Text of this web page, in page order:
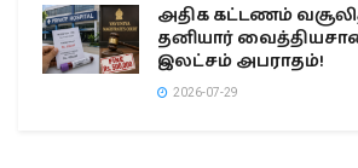
அதிக கட்டணம்
தனியார்
இலட்சம் அபராதம்!
2026-07-29